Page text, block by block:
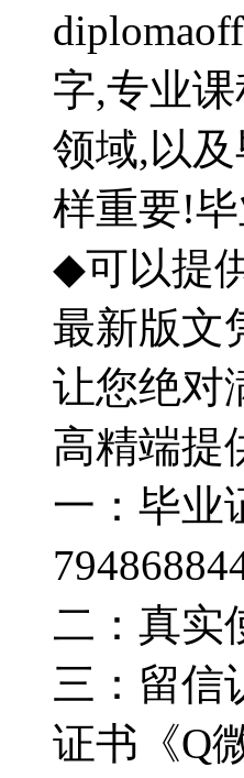
字,专业
领域,以
样重要!
◆可以提
最新版文
让您绝对
高精端提
一：毕业
二：真实
三：留信
证书《Q